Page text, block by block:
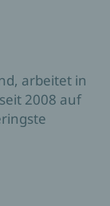
arbeitet in
2008 auf